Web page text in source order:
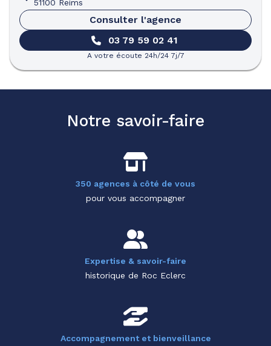
51100 Reims
Consulter l'agence
03 79 59 02 41
A votre écoute 24h/24 7j/7
Notre savoir-faire
350 agences à côté de vous
pour vous accompagner
Expertise & savoir-faire
historique de Roc Eclerc
Accompagnement et bienveillance